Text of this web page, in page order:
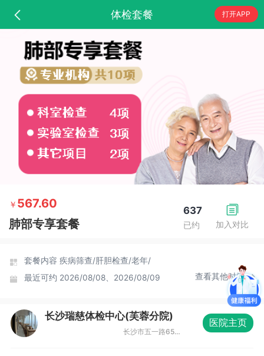
体检套餐 打开APP
加入对比
637
已约
￥ 567.60
肺部专享套餐
套餐内容 疾病筛查/肝胆检查/老年/
最近可约 2026/08/08、2026/08/09 查看其他时间
长沙瑞慈体检中心(芙蓉分院)
长沙市五一路65号长沙大厦2楼
医院主页